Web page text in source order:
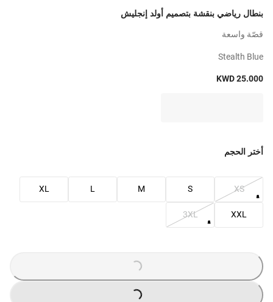
بنطال رياضي بنقشة بتصميم أولد إنجليش
قصّة واسعة
Stealth Blue
KWD 25.000
أختر الحجم
XS
S
M
L
XL
XXL
3XL
L
O
A
DI
N
G
...